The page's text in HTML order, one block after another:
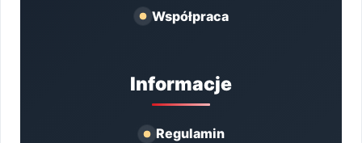
Współpraca
Informacje
Regulamin